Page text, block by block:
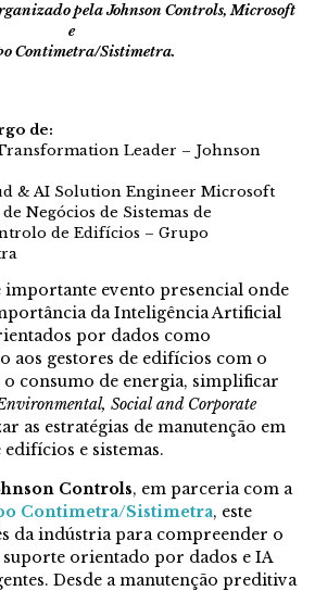
pela Johnson Controls, Microsoft
e
Contimetra/Sistimetra.
de:
Leader – Johnson
& AI Solution Engineer Microsoft
Negócios de Sistemas de
de Edifícios – Grupo
importante evento presencial onde
da Inteligência Artificial
por dados como
aos gestores de edifícios com o
consumo de energia, simplificar
Social and Corporate
as estratégias de manutenção em
e sistemas.
Controls, em parceria com a
Contimetra/Sistimetra, este
da indústria para compreender o
orientado por dados e IA
Desde a manutenção preditiva